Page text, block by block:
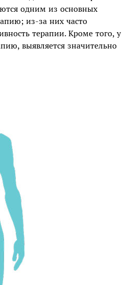
одним из основных
из-за них часто
терапии. Кроме того, у
выявляется значительно